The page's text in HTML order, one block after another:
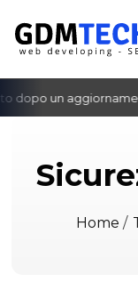
dopo un
‹
Home /